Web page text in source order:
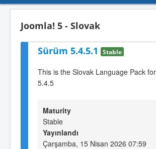
Joomla! 5 - Slovak
Sürüm 5.4.5.1 Stable
This is the Slovak Language Pack
5.4.5
Maturity
Stable
Yayınlandı
Çarşamba, 15 Nisan 2026 07:59